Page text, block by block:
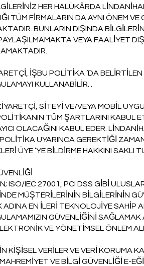
HER HALÜKÂRDA
TÜM FİRMALARIN DA AYNI ÖNEM
BUNLARIN DIŞINDA
VEYA FAALİYET
İŞBU POLİTİKA ’DA
KULLANABİLİR. .
SİTEYİ VE/VEYA MOBİL
TÜM ŞARTLARINI KABUL
OLACAĞINI KABUL EDER.
UYARINCA GEREKTİĞİ
ÜYE ’YE BİLDİRME HAKKINI SAKLI
ISO/IEC 27001, PCI DSS GİBİ
MÜŞTERİLERİNİN BİLGİLERİNİN
ADINA EN İLERİ TEKNOLOJİYE SAHİP
GÜVENLİĞİNİ
VE YÖNETİMSEL ÖNLEM
KİŞİSEL VERİLER VE VERİ KORUMA
VE BİLGİ GÜVENLİĞİ E-